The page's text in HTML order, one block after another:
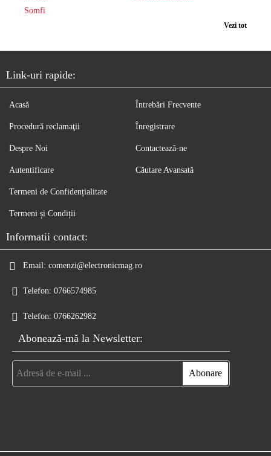
Somfi
Vezi tot
Link-uri rapide:
Acasă
Procedură reclamaţii
Despre Noi
Autentificare
Întrebări Frecvente
Înregistrare
Contactează-ne
Căutare Avansată
Termeni de Confidențialitate
Termeni și Condiții
Informatii contact:
Email: comenzi@electronicmag.ro
Telefon: 0766574985
Telefon: 0766262982
Abonează-mă la Newsletter: